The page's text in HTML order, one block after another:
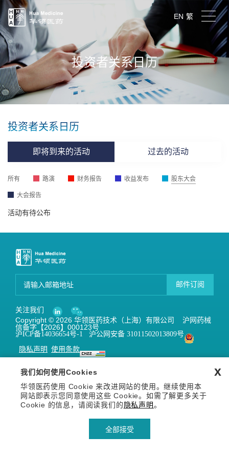
EN 繁
投资者关系日历
投资者关系日历
即将到来的活动 过去的活动
所有 路演 财务报告 收益发布 股东大会
大会报告
活动有待公布
邮件订阅
关注我们
Copyright © 2026 华领医药技术（上海）有限公司 沪网药械
信备字【2026】000123号
沪ICP备14036654号-1
沪公网安备 31011502013809号
隐私声明 使用条款
我们如何使用Cookies
华领医药使用 Cookie 来改进网站的使用。继续使用本
网站即表示您同意使用这些 Cookie。如需了解更多关于
Cookie 的信息，请阅读我们的 隐私声明。
全部接受
x